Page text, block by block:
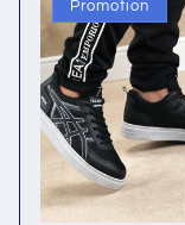
Promotion